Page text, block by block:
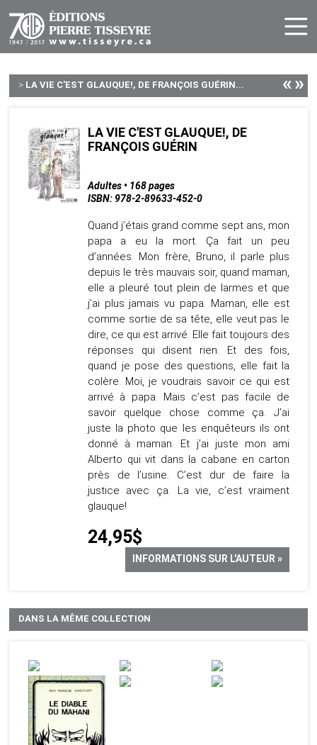
> LA VIE C'EST GLAUQUE!, DE FRANÇOIS GUÉRIN... «»
LA VIE C'EST GLAUQUE!, DE
FRANÇOIS GUÉRIN
Adultes • 168 pages
ISBN: 978-2-89633-452-0
Quand j’étais grand comme sept ans, mon
papa a eu la mort. Ça fait un peu
d’années. Mon frère, Bruno, il parle plus
depuis le très mauvais soir, quand maman,
elle a pleuré tout plein de larmes et que
j’ai plus jamais vu papa. Maman, elle est
comme sortie de sa tête, elle veut pas le
dire, ce qui est arrivé. Elle fait toujours des
réponses qui disent rien. Et des fois,
quand je pose des questions, elle fait la
colère. Moi, je voudrais savoir ce qui est
arrivé à papa. Mais c’est pas facile de
savoir quelque chose comme ça. J’ai
juste la photo que les enquêteurs ils ont
donné à maman. Et j’ai juste mon ami
Alberto qui vit dans la cabane en carton
près de l’usine. C’est dur de faire la
justice avec ça. La vie, c’est vraiment
glauque!
24,95$
INFORMATIONS SUR L'AUTEUR »
DANS LA MÊME COLLECTION